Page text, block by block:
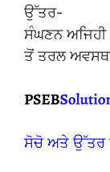
ਉੱਤਰ-
ਸੰਘਣਨ ਅਜਿਹੀ
ਤੋਂ ਤਰਲ
ਸੋਚੋ ਅਤੇ ਉੱਤਰ